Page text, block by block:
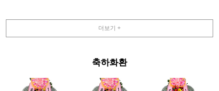
더보기 +
축하화환